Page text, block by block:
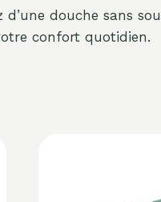
d’une douche sans
confort quotidien.